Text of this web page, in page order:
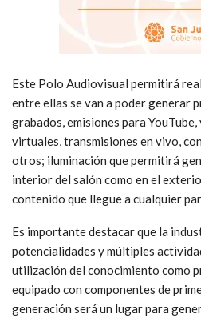
Este Polo Audiovisual permitirá
entre ellas se van a poder generar
grabados, emisiones para
virtuales, transmisiones en vivo,
otros; iluminación que permitirá
interior del salón como en el
contenido que llegue a cualquier
Es importante destacar que la
potencialidades y múltiples
utilización del conocimiento como
equipado con componentes de
generación será un lugar para